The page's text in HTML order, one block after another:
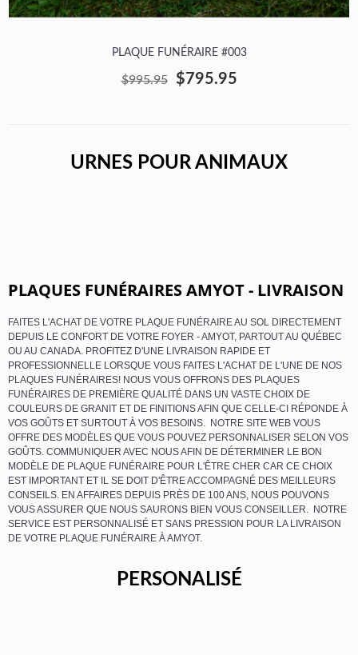
PLAQUE FUNÉRAIRE #003
$995.95 $795.95
URNES POUR ANIMAUX
PLAQUES FUNÉRAIRES AMYOT - LIVRAISON
FAITES L'ACHAT DE VOTRE PLAQUE FUNÉRAIRE AU SOL DIRECTEMENT
DEPUIS LE CONFORT DE VOTRE FOYER - AMYOT, PARTOUT AU QUÉBEC
OU AU CANADA. PROFITEZ D'UNE LIVRAISON RAPIDE ET
PROFESSIONNELLE LORSQUE VOUS FAITES L'ACHAT DE L'UNE DE NOS
PLAQUES FUNÉRAIRES! NOUS VOUS OFFRONS DES PLAQUES
FUNÉRAIRES DE PREMIÈRE QUALITÉ DANS UN VASTE CHOIX DE
COULEURS DE GRANIT ET DE FINITIONS AFIN QUE CELLE-CI RÉPONDE À
VOS GOÛTS ET SURTOUT À VOS BESOINS. NOTRE SITE WEB VOUS
OFFRE DES MODÈLES QUE VOUS POUVEZ PERSONNALISER SELON VOS
GOÛTS. COMMUNIQUER AVEC NOUS AFIN DE DÉTERMINER LE BON
MODÈLE DE PLAQUE FUNÉRAIRE POUR L'ÊTRE CHER CAR CE CHOIX
EST IMPORTANT ET IL SE DOIT D'ÊTRE ACCOMPAGNÉ DES MEILLEURS
CONSEILS. EN AFFAIRES DEPUIS PRÈS DE 100 ANS, NOUS POUVONS
VOUS ASSURER QUE NOUS SAURONS BIEN VOUS CONSEILLER. NOTRE
SERVICE EST PERSONNALISÉ ET SANS PRESSION POUR LA LIVRAISON
DE VOTRE PLAQUE FUNÉRAIRE À AMYOT.
PERSONALISÉ